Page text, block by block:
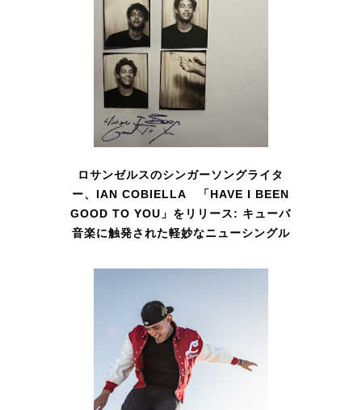
ロサンゼルスのシンガーソングライタ
ー、IAN COBIELLA 「HAVE I BEEN
GOOD TO YOU」をリリース: キューバ
音楽に触発された軽妙なニューシングル